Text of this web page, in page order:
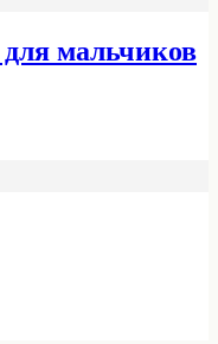
мальчиков